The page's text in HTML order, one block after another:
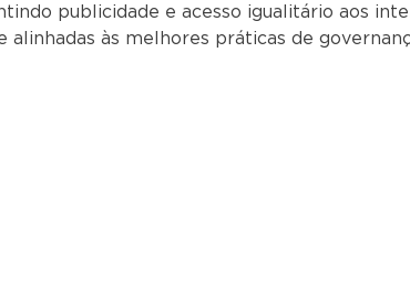
publicidade e acesso igualitário aos
às melhores práticas de